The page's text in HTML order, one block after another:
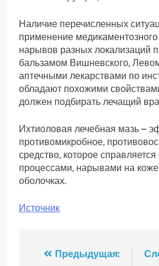
Наличие перечисленных
применение
нарывов разных локализаций
бальзамом Вишневского,
аптечными лекарствами по
обладают похожими
должен подбирать лечащий
Ихтиоловая лечебная мазь –
противомикробное,
средство, которое
процессами, нарывами на
оболочках.
Источник
Навигация
Предыдущая: